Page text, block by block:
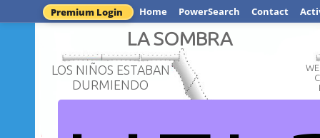
Premium Login Home PowerSearch Contact
LA SOMBRA
LOS NIÑOS ESTABAN
DURMIENDO